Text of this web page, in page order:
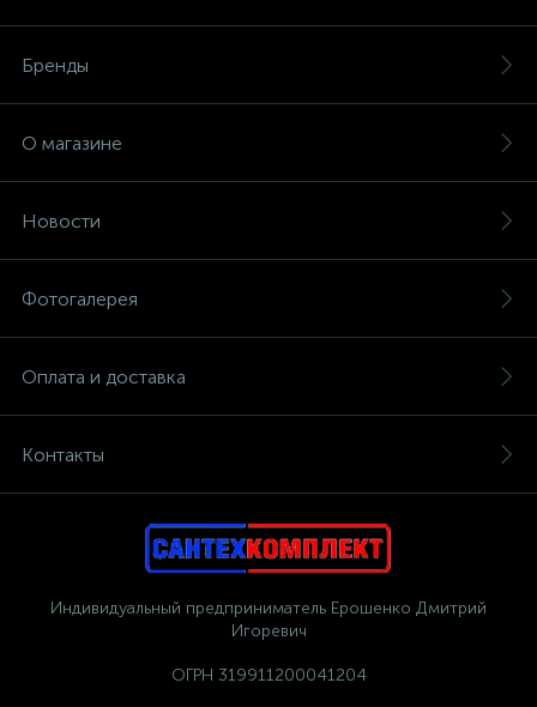
Бренды
О магазине
Новости
Фотогалерея
Оплата и доставка
Контакты
Индивидуальный предприниматель Ерошенко Дмитрий
Игоревич
ОГРН 319911200041204